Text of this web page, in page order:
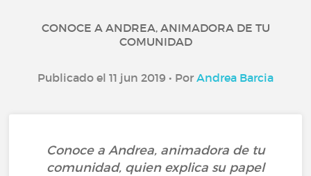
CONOCE A ANDREA, ANIMADORA DE TU
COMUNIDAD
Publicado el 11 jun 2019 • Por Andrea Barcia
Conoce a Andrea, animadora de tu
comunidad, quien explica su papel